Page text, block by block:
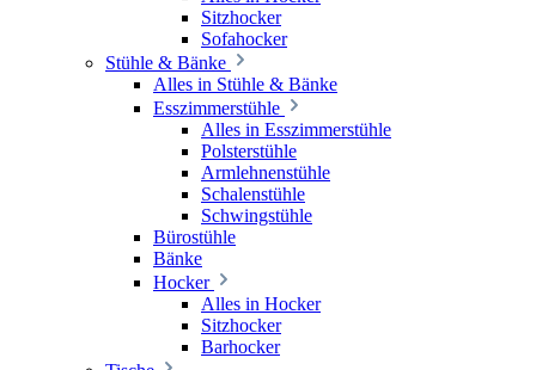
Sitzhocker
Sofahocker
Stühle & Bänke
Alles in Stühle & Bänke
Esszimmerstühle
Alles in Esszimmerstühle
Polsterstühle
Armlehnenstühle
Schalenstühle
Schwingstühle
Bürostühle
Bänke
Hocker
Alles in Hocker
Sitzhocker
Barhocker